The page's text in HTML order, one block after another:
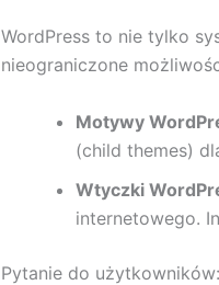
WordPress to nie tylko
nieograniczone
Motywy
(child themes)
Wtyczki
internetowego.
Pytanie do użytkowników: